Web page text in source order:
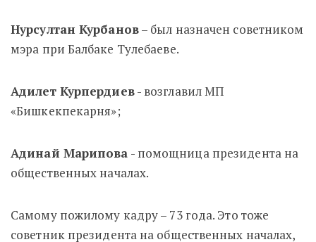
Нурсултан Курбанов– был назначен советником
мэра при Балбаке Тулебаеве.
Адилет Курпердиев- возглавил МП
«Бишкекпекарня»;
Адинай Марипова - помощница президента на
общественных началах.
Самому пожилому кадру – 73 года. Это тоже
советник президента на общественных началах,